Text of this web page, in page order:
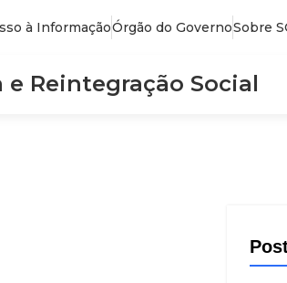
à InformaçãoÓrgão do GovernoSobre
e Reintegração Social